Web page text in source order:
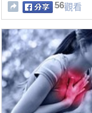
56觀看